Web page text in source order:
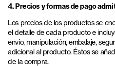
4. Precios y formas de pago
Los precios de los productos se
el detalle de cada producto e
envío, manipulación, embalaje,
adicional al producto. Éstos se
de la compra.